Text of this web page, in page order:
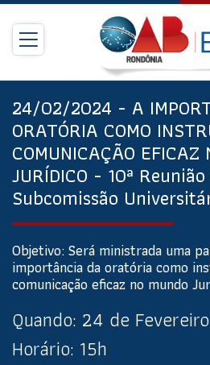
24/02/2024 - A
ORATÓRIA COMO
COMUNICAÇÃO EFICAZ
JURÍDICO - 10ª
Subcomissão
Objetivo: Será ministrada uma
importância da oratória como
comunicação eficaz no mundo
Quando: 24 de
Horário: 15h